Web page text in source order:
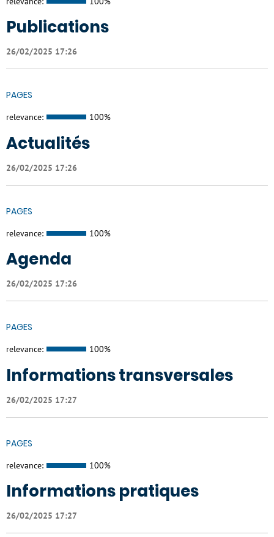
Publications
26/02/2025 17:26
PAGES
relevance: 100%
Actualités
26/02/2025 17:26
PAGES
relevance: 100%
Agenda
26/02/2025 17:26
PAGES
relevance: 100%
Informations transversales
26/02/2025 17:27
PAGES
relevance: 100%
Informations pratiques
26/02/2025 17:27